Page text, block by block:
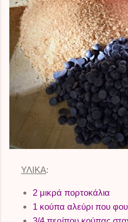
ΥΛΙΚΑ:
2 μικρά πορτοκάλια
1 κούπα αλεύρι που